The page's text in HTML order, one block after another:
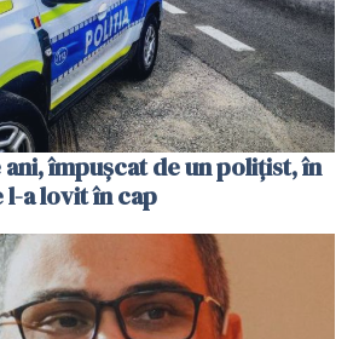
împușcat de un polițist, în
l-a lovit în cap